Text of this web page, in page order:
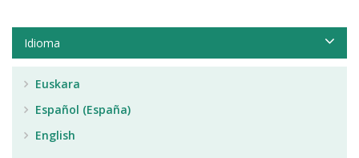
Idioma
Euskara
Español (España)
English